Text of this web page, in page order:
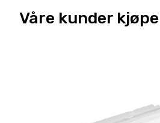
Våre kunder